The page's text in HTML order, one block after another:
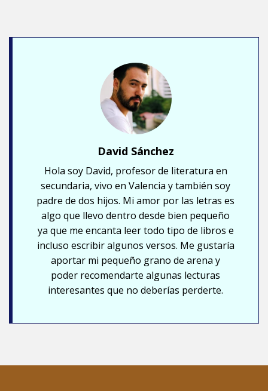
David Sánchez
Hola soy David, profesor de literatura en
secundaria, vivo en Valencia y también soy
padre de dos hijos. Mi amor por las letras es
algo que llevo dentro desde bien pequeño
ya que me encanta leer todo tipo de libros e
incluso escribir algunos versos. Me gustaría
aportar mi pequeño grano de arena y
poder recomendarte algunas lecturas
interesantes que no deberías perderte.